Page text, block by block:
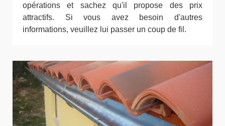
opérations et sachez qu'il propose des prix
attractifs. Si vous avez besoin d'autres
informations, veuillez lui passer un coup de fil.